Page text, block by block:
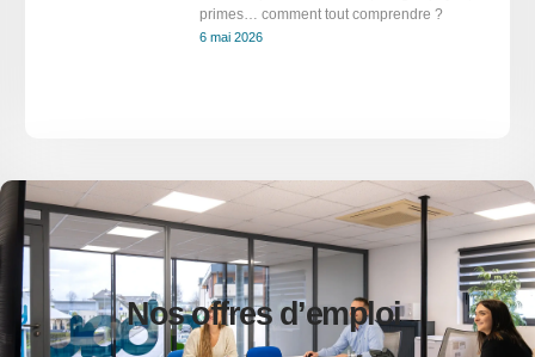
primes… comment tout comprendre ?
6 mai 2026
Nos offres d’emploi